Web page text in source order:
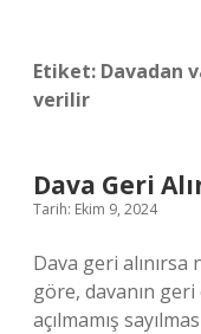
Etiket: Davadan
verilir
Dava Geri
Tarih: Ekim 9, 2024
Dava geri alınırsa
göre, davanın
açılmamış